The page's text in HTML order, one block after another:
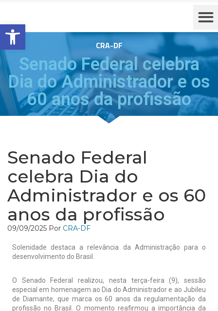
Barra de Ferramentas Aberta
CRA-DF
Senado Federal celebra
Dia do Administrador e os
60 anos da profissão
Senado Federal
celebra Dia do
Administrador e os 60
anos da profissão
09/09/2025 Por CRA-DF
Solenidade destaca a relevância da Administração para o
desenvolvimento do Brasil.
O Senado Federal realizou, nesta terça-feira (9), sessão
especial em homenagem ao Dia do Administrador e ao Jubileu
de Diamante, que marca os 60 anos da regulamentação da
profissão no Brasil. O momento reafirmou a importância da